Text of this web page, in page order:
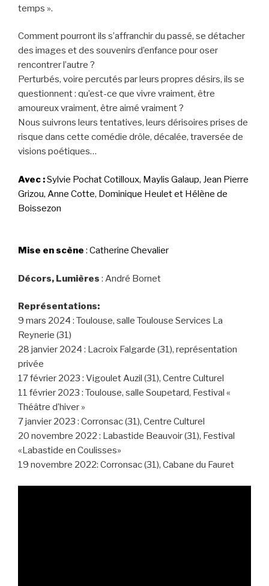
temps ».
Comment pourront ils s’affranchir du passé, se détacher
des images et des souvenirs d’enfance pour oser
rencontrer l’autre ?
Perturbés, voire percutés par leurs propres désirs, ils se
questionnent : qu’est-ce que vivre vraiment, être
amoureux vraiment, être aimé vraiment ?
Nous suivrons leurs tentatives, leurs dérisoires prises de
risque dans cette comédie drôle, décalée, traversée de
visions poétiques…
Avec :Sylvie Pochat Cotilloux, Maylis Galaup, Jean Pierre
Grizou, Anne Cotte, Dominique Heulet et Hélène de
Boissezon
Mise en scène : Catherine Chevalier
Décors, Lumières : André Bornet
Représentations:
9 mars 2024 : Toulouse, salle Toulouse Services La
Reynerie (31)
28 janvier 2024 : Lacroix Falgarde (31), représentation
privée
17 février 2023 : Vigoulet Auzil (31), Centre Culturel
11 février 2023 : Toulouse, salle Soupetard, Festival «
Théâtre d’hiver »
7 janvier 2023 : Corronsac (31), Centre Culturel
20 novembre 2022 : Labastide Beauvoir (31), Festival
«Labastide en Coulisses»
19 novembre 2022: Corronsac (31), Cabane du Fauret